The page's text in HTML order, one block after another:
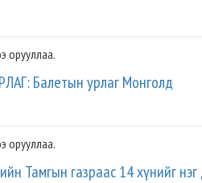
орууллаа.
Балетын урлаг Монголд
орууллаа.
Тамгын газраас 14 хүнийг